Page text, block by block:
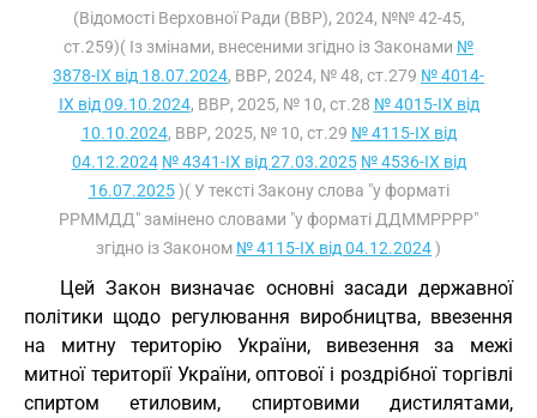
(Відомості Верховної Ради (ВВР), 2024, №№ 42-45,
ст.259)( Із змінами, внесеними згідно із Законами №
3878-IX від 18.07.2024, ВВР, 2024, № 48, ст.279 № 4014-
IX від 09.10.2024, ВВР, 2025, № 10, ст.28 № 4015-IX від
10.10.2024, ВВР, 2025, № 10, ст.29 № 4115-IX від
04.12.2024 № 4341-IX від 27.03.2025 № 4536-IX від
16.07.2025)( У тексті Закону слова "у форматі
РРММДД" замінено словами "у форматі ДДММРРРР"
згідно із Законом № 4115-IX від 04.12.2024)
Цей Закон визначає основні засади державної
політики щодо регулювання виробництва, ввезення
на митну територію України, вивезення за межі
митної території України, оптової і роздрібної торгівлі
спиртом етиловим, спиртовими дистилятами,